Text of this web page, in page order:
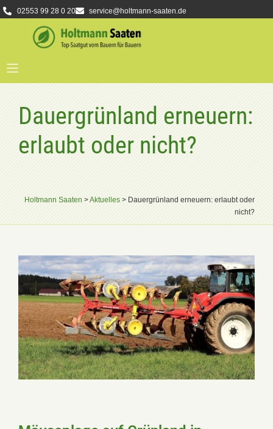
02553 99 28 0 20 service@holtmann-saaten.de
Dauergrünland erneuern:
erlaubt oder nicht?
Holtmann Saaten>Aktuelles>Dauergrünland erneuern: erlaubt oder
nicht?